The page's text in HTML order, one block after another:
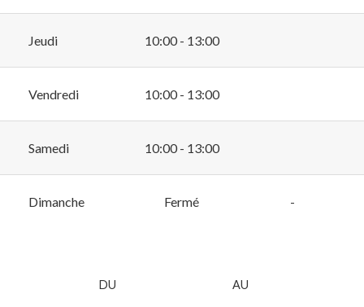
Jeudi 10:00 - 13:00
Vendredi 10:00 - 13:00
Samedi 10:00 - 13:00
Dimanche Fermé -
DU AU